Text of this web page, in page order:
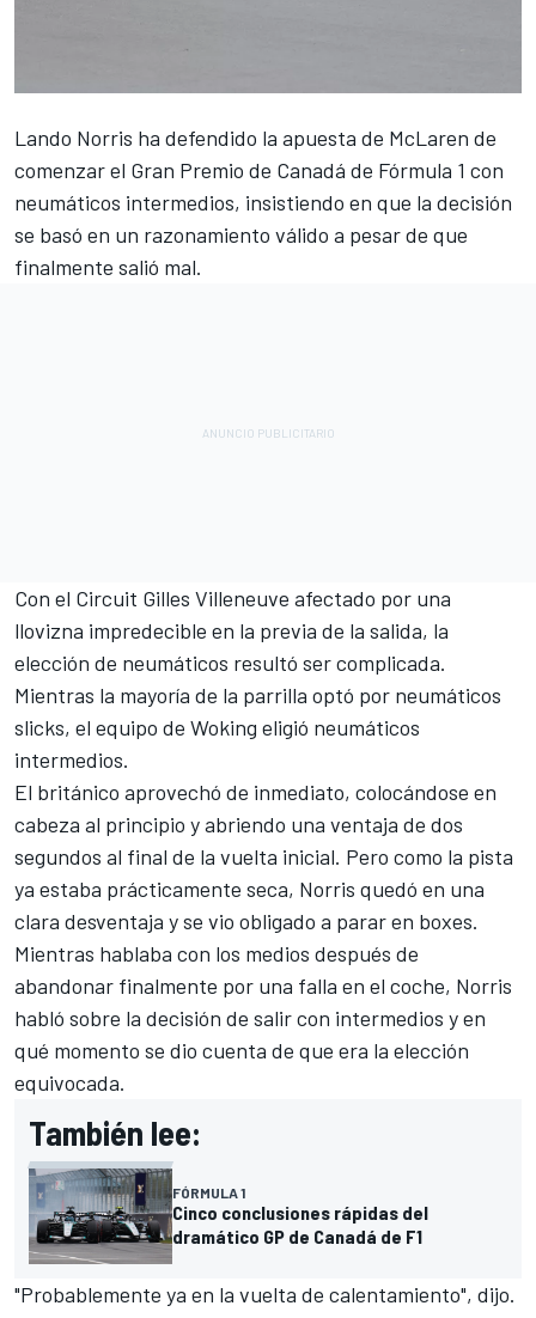
Lando Norris ha defendido la apuesta de McLaren de
comenzar el Gran Premio de Canadá de Fórmula 1 con
neumáticos intermedios, insistiendo en que la decisión
se basó en un razonamiento válido a pesar de que
finalmente salió mal.
Con el Circuit Gilles Villeneuve afectado por una
llovizna impredecible en la previa de la salida, la
elección de neumáticos resultó ser complicada.
Mientras la mayoría de la parrilla optó por neumáticos
slicks, el equipo de Woking eligió neumáticos
intermedios.
El británico aprovechó de inmediato, colocándose en
cabeza al principio y abriendo una ventaja de dos
segundos al final de la vuelta inicial. Pero como la pista
ya estaba prácticamente seca, Norris quedó en una
clara desventaja y se vio obligado a parar en boxes.
Mientras hablaba con los medios después de
abandonar finalmente por una falla en el coche, Norris
habló sobre la decisión de salir con intermedios y en
qué momento se dio cuenta de que era la elección
equivocada.
También lee:
FÓRMULA 1
Cinco conclusiones rápidas del
dramático GP de Canadá de F1
"Probablemente ya en la vuelta de calentamiento", dijo.